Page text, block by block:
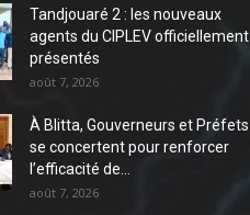
Tandjouaré 2 : les nouveaux
agents du CIPLEV officiellement
présentés
août 7, 2026
À Blitta, Gouverneurs et Préfets
se concertent pour renforcer
l’efficacité de...
août 7, 2026